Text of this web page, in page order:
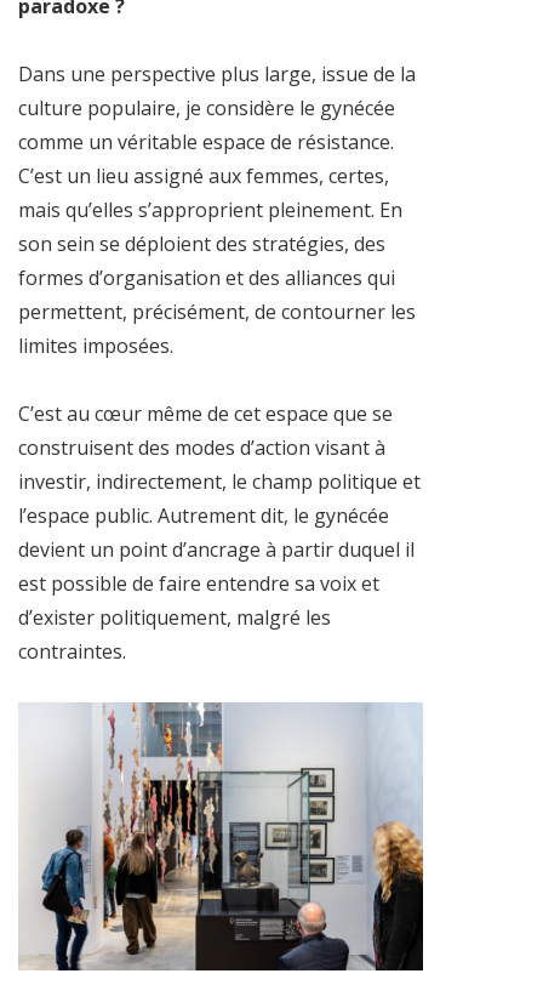
paradoxe ?
Dans une perspective plus large, issue de la
culture populaire, je considère le gynécée
comme un véritable espace de résistance.
C’est un lieu assigné aux femmes, certes,
mais qu’elles s’approprient pleinement. En
son sein se déploient des stratégies, des
formes d’organisation et des alliances qui
permettent, précisément, de contourner les
limites imposées.
C’est au cœur même de cet espace que se
construisent des modes d’action visant à
investir, indirectement, le champ politique et
l’espace public. Autrement dit, le gynécée
devient un point d’ancrage à partir duquel il
est possible de faire entendre sa voix et
d’exister politiquement, malgré les
contraintes.